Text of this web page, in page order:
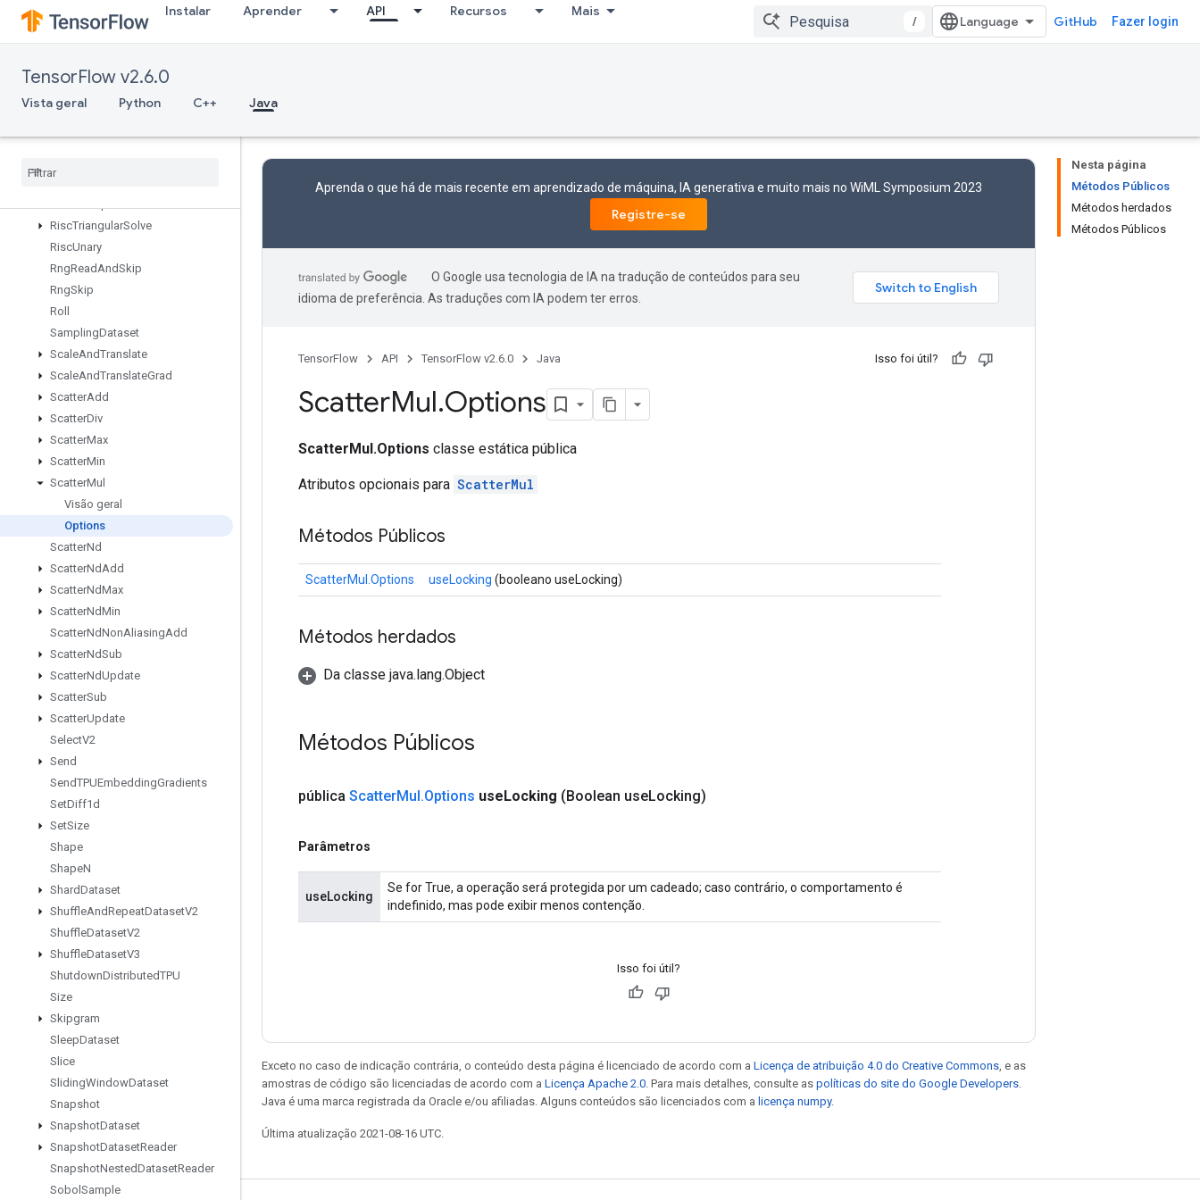
Instalar Aprender API Recursos Mais
/ GitHub Fazer login
TensorFlow v2.6.0
Vista geral Python C++ Java
RiscReshape
RiscReverse
RiscShape
RiscSign
RiscSort
RiscTriangularSolve
RiscUnary
RngReadAndSkip
RngSkip
Roll
SamplingDataset
ScaleAndTranslate
ScaleAndTranslateGrad
ScatterAdd
ScatterDiv
ScatterMax
ScatterMin
ScatterMul
Visão geral
Options
ScatterNd
ScatterNdAdd
ScatterNdMax
ScatterNdMin
ScatterNdNonAliasingAdd
ScatterNdSub
ScatterNdUpdate
ScatterSub
ScatterUpdate
SelectV2
Send
SendTPUEmbeddingGradients
SetDiff1d
SetSize
Shape
ShapeN
ShardDataset
ShuffleAndRepeatDatasetV2
ShuffleDatasetV2
ShuffleDatasetV3
ShutdownDistributedTPU
Size
Skipgram
SleepDataset
Slice
SlidingWindowDataset
Snapshot
SnapshotDataset
SnapshotDatasetReader
SnapshotNestedDatasetReader
Sobol Sample
Nesta página
Métodos Públicos
Métodos herdados
Métodos Públicos
Aprenda o que há de mais recente em aprendizado de máquina, IA generativa e muito mais no WiML Symposium 2023
Registre-se
O Google usa tecnologia de IA na tradução de conteúdos para seu
idioma de preferência. As traduções com IA podem ter erros.
TensorFlow API TensorFlow v2.6.0 Java Isso foi útil?
ScatterMul.Options
ScatterMul.Options classe estática pública
Atributos opcionais para ScatterMul
Métodos Públicos
ScatterMul.Options useLocking (booleano useLocking)
Métodos herdados
Da classe java.lang.Object
Métodos Públicos
pública ScatterMul.Options useLocking (Boolean useLocking)
Parâmetros
useLocking
Se for True, a operação será protegida por um cadeado; caso contrário, o comportamento é
indefinido, mas pode exibir menos contenção.
Isso foi útil?
Exceto no caso de indicação contrária, o conteúdo desta página é licenciado de acordo com a Licença de atribuição 4.0 do Creative Commons , e as
amostras de código são licenciadas de acordo com a Licença Apache 2.0 . Para mais detalhes, consulte as políticas do site do Google Developers
Java é uma marca registrada da Oracle e/ou afiliadas. Alguns conteúdos são licenciados com a licença numpy.
Última atualização 2021-08-16 UTC.